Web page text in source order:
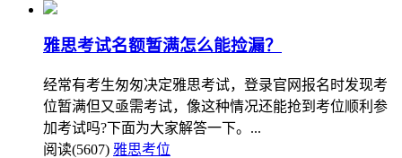
雅思考试名额暂满怎么能捡漏？
经常有考生匆匆决定雅思考试，登录官网报名时发现考
位暂满但又亟需考试，像这种情况还能抢到考位顺利参
加考试吗?下面为大家解答一下。...
阅读(5607) 雅思考位